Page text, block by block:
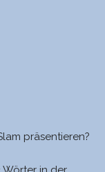
präsentieren?